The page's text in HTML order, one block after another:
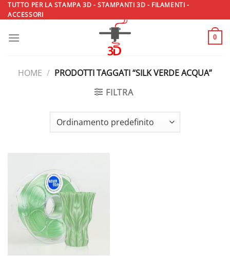
Salta
ai
TUTTO PER LA STAMPA 3D - STAMPANTI 3D - FILAMENTI -
ACCESSORI
0
HOME / PRODOTTI TAGGATI “SILK VERDE ACQUA”
FILTRA